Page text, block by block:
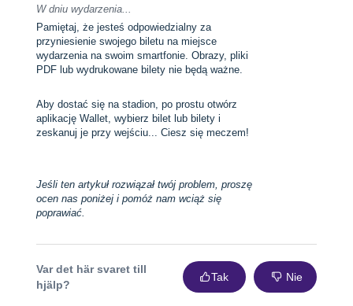
W dniu wydarzenia...
Pamiętaj, że jesteś odpowiedzialny za
przyniesienie swojego biletu na miejsce
wydarzenia na swoim smartfonie. Obrazy, pliki
PDF lub wydrukowane bilety nie będą ważne.
Aby dostać się na stadion, po prostu otwórz
aplikację Wallet, wybierz bilet lub bilety i
zeskanuj je przy wejściu... Ciesz się meczem!
Jeśli ten artykuł rozwiązał twój problem, proszę
ocen nas poniżej i pomóż nam wciąż się
poprawiać.
Var det här svaret till
hjälp?
Tak Nie